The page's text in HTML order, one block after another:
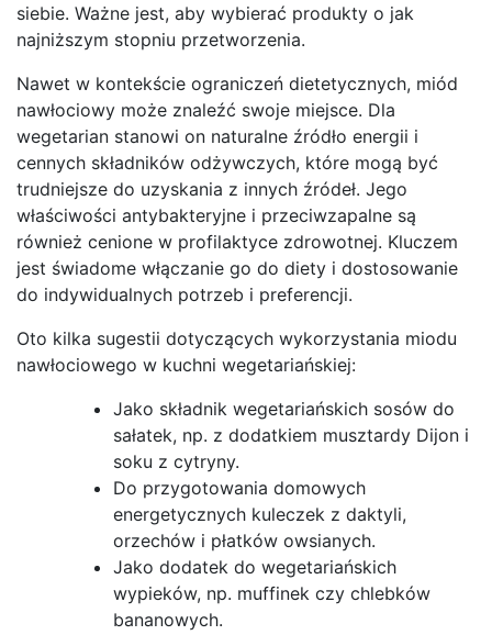
siebie. Ważne jest, aby wybierać produkty o jak
najniższym stopniu przetworzenia.
Nawet w kontekście ograniczeń dietetycznych, miód
nawłociowy może znaleźć swoje miejsce. Dla
wegetarian stanowi on naturalne źródło energii i
cennych składników odżywczych, które mogą być
trudniejsze do uzyskania z innych źródeł. Jego
właściwości antybakteryjne i przeciwzapalne są
również cenione w profilaktyce zdrowotnej. Kluczem
jest świadome włączanie go do diety i dostosowanie
do indywidualnych potrzeb i preferencji.
Oto kilka sugestii dotyczących wykorzystania miodu
nawłociowego w kuchni wegetariańskiej:
Jako składnik wegetariańskich sosów do
sałatek, np. z dodatkiem musztardy Dijon i
soku z cytryny.
Do przygotowania domowych
energetycznych kuleczek z daktyli,
orzechów i płatków owsianych.
Jako dodatek do wegetariańskich
wypieków, np. muffinek czy chlebków
bananowych.